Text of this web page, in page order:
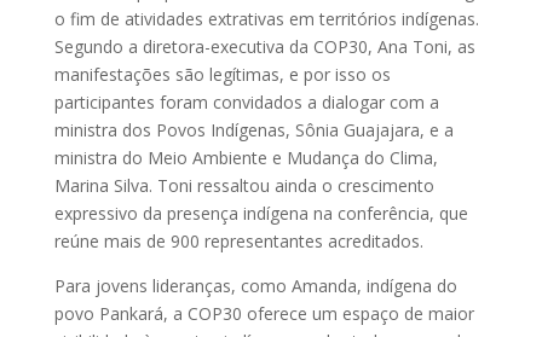
o fim de atividades extrativas em territórios indígenas.
Segundo a diretora-executiva da COP30, Ana Toni, as
manifestações são legítimas, e por isso os
participantes foram convidados a dialogar com a
ministra dos Povos Indígenas, Sônia Guajajara, e a
ministra do Meio Ambiente e Mudança do Clima,
Marina Silva. Toni ressaltou ainda o crescimento
expressivo da presença indígena na conferência, que
reúne mais de 900 representantes acreditados.
Para jovens lideranças, como Amanda, indígena do
povo Pankará, a COP30 oferece um espaço de maior